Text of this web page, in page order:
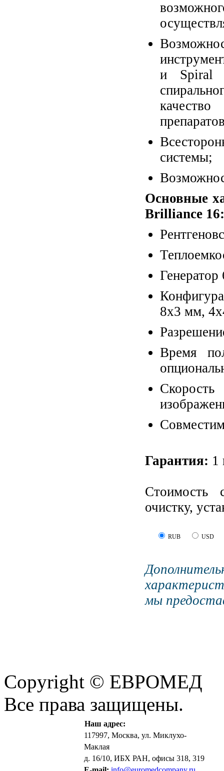
и Spiral
системы;
Основные
Brilliance 16:
8x3 мм,
Время
Гарантия: 1
Стоимость
очистку,
RUB USD
мы
Copyright © ЕВРОМЕД
Все права защищены.
Наш адрес:
117997, Москва, ул. Миклухо-
Маклая
д. 16/10, ИБХ РАН, офисы 318, 319